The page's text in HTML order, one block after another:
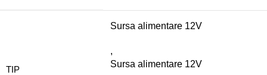
TIP
Sursa alimentare 12V
,
Sursa alimentare 12V